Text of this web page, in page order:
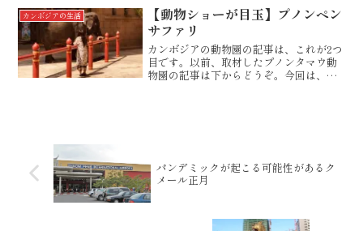
らの情報収集を随時行います。在カンボ
ジア日本国大使館の...
カンボジアの生活
【動物ショーが目玉】プノンペン
サファリ
カンボジアの動物園の記事は、これが2つ
目です。以前、取材したプノンタマウ動
物園の記事は下からどうぞ。今回は、コ
パンデミックが起こる可能性があるク
メール正月